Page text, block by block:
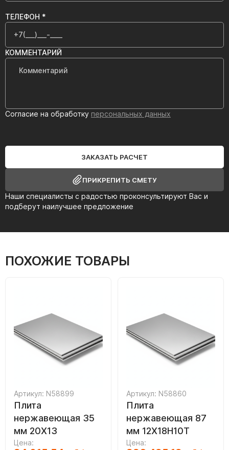
Наши специалисты с радостью проконсультируют Вас и
подберут наилучшее предложение
ТЕЛЕФОН *
КОММЕНТАРИЙ
Согласие на обработку персональных данных
ЗАКАЗАТЬ РАСЧЕТ
ПРИКРЕПИТЬ СМЕТУ
ПОХОЖИЕ ТОВАРЫ
Артикул: N58899
Плита
нержавеющая 35
мм 20Х13
Цена:
Артикул: N58860
Плита
нержавеющая 87
мм 12Х18Н10Т
Цена: